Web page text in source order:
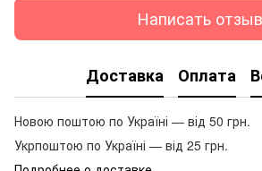
Написать отзыв
Доставка Оплата
Новою поштою по Україні — від 50 грн.
Укрпоштою по Україні — від 25 грн.